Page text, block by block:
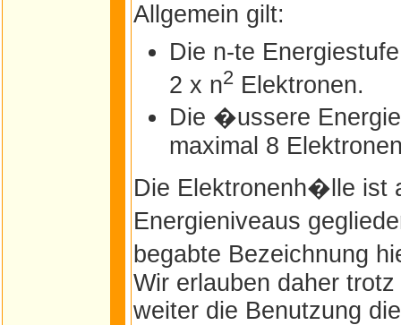
Allgemein gilt:
Die n-te
2 x n2 Elektronen.
Die �ussere
maximal 8
Die Elektronenh�lle ist
Energieniveaus
begabte Bezeichnung
Wir erlauben daher
weiter die Benutzung